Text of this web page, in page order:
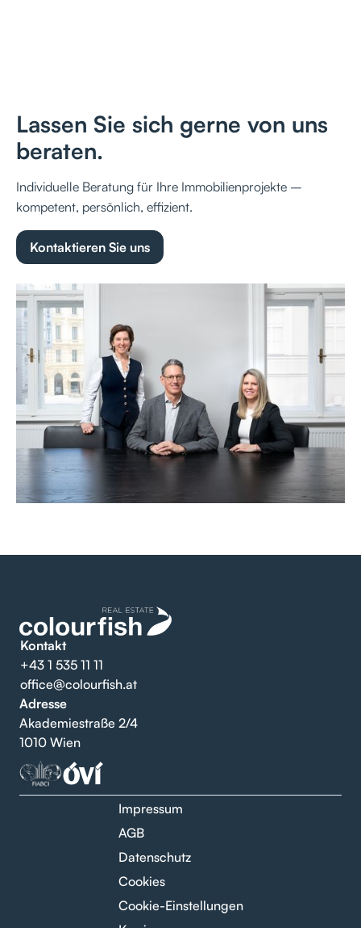
Lassen Sie sich gerne von uns
beraten.
Individuelle Beratung für Ihre Immobilienprojekte –
kompetent, persönlich, effizient.
Kontaktieren Sie uns
Kontakt
+43 1 535 11 11
office@colourfish.at
Adresse
Akademiestraße 2/4
1010 Wien
Impressum
AGB
Datenschutz
Cookies
Cookie-Einstellungen